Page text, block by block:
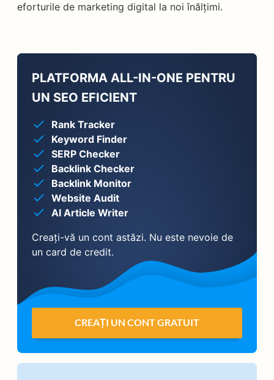
eforturile de marketing digital la noi înălțimi.
PLATFORMA ALL-IN-ONE PENTRU
UN SEO EFICIENT
Rank Tracker
Keyword Finder
SERP Checker
Backlink Checker
Backlink Monitor
Website Audit
AI Article Writer
Creați-vă un cont astăzi. Nu este nevoie de
un card de credit.
CREAȚI UN CONT GRATUIT